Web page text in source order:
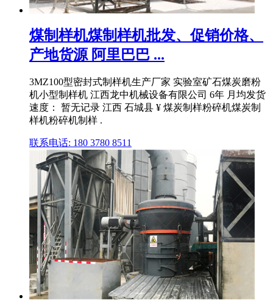
煤制样机煤制样机批发、促销价格、
产地货源 阿里巴巴 ...
3MZ100型密封式制样机生产厂家 实验室矿石煤炭磨粉
机小型制样机 江西龙中机械设备有限公司 6年 月均发货
速度： 暂无记录 江西 石城县 ¥ 煤炭制样粉碎机煤炭制
样机粉碎机制样 .
联系电话: 180 3780 8511